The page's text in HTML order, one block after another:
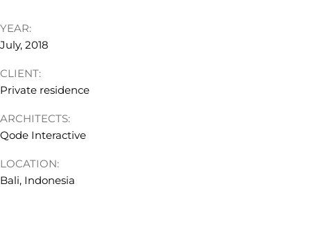
YEAR:
July, 2018
CLIENT:
Private residence
ARCHITECTS:
Qode Interactive
LOCATION:
Bali, Indonesia